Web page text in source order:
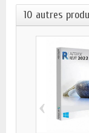
10 autres
‹